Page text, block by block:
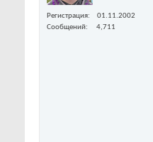
Регистрация
01.11.2002
Сообщений
4,711